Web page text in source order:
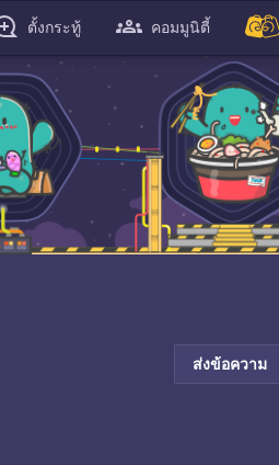
ตั้งกระทู้ คอมมูนิตี้
ส่งข้อความ